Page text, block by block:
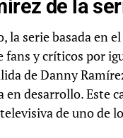
de la
la serie basada en
fans y críticos por
de Danny
en desarrollo. Este
de uno de